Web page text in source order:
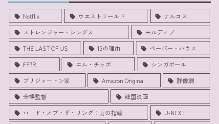
Netflix ウエストワールド
ナルコス
ストレンジャー・シングス
モルディブ
THE LAST OF US
13の理由
ペーパー・ハウス
FF7R
エル・チャポ
シンガポール
ブリジャートン家
Amazon Original
群像劇
全裸監督
韓国映画
ロード・オブ・ザ・リング：力の指輪
U-NEXT